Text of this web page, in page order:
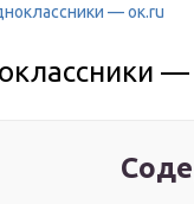
— ок.ru
—